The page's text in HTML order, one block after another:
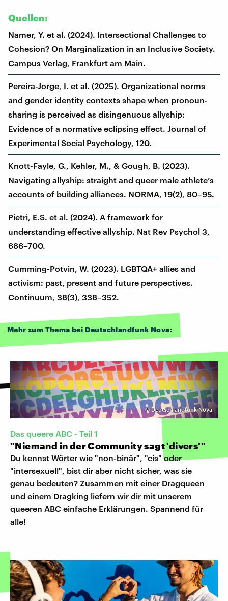
Quellen:
Namer, Y. et al. (2024). Intersectional Challenges to
Cohesion? On Marginalization in an Inclusive Society.
Campus Verlag, Frankfurt am Main.
Pereira-Jorge, I. et al. (2025). Organizational norms
and gender identity contexts shape when pronoun-
sharing is perceived as disingenuous allyship:
Evidence of a normative eclipsing effect. Journal of
Experimental Social Psychology, 120.
Knott-Fayle, G., Kehler, M., & Gough, B. (2023).
Navigating allyship: straight and queer male athlete’s
accounts of building alliances. NORMA, 19(2), 80–95.
Pietri, E.S. et al. (2024). A framework for
understanding effective allyship. Nat Rev Psychol 3,
686–700.
Cumming-Potvin, W. (2023). LGBTQA+ allies and
activism: past, present and future perspectives.
Continuum, 38(3), 338–352.
Mehr zum Thema bei Deutschlandfunk Nova:
©Deutschlandfunk Nova
Das queere ABC - Teil 1
"Niemand in der Community sagt 'divers'"
Du kennst Wörter wie "non-binär", "cis" oder
"intersexuell", bist dir aber nicht sicher, was sie
genau bedeuten? Zusammen mit einer Dragqueen
und einem Dragking liefern wir dir mit unserem
queeren ABC einfache Erklärungen. Spannend für
alle!